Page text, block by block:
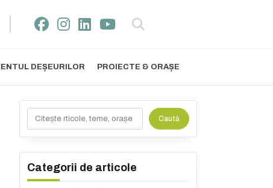
DEȘEURILOR PROIECTE & ORAȘE
Caută
Categorii de articole